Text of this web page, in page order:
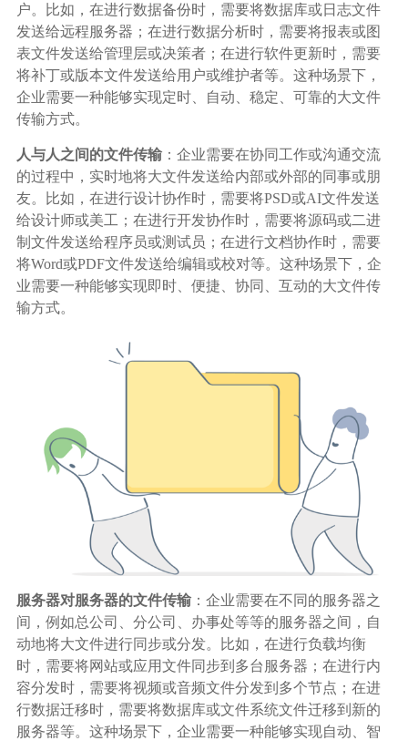
IT互联网行业
影视制作业
户。比如，在进行数据备份时，需要将数据库或日志文件
发送给远程服务器；在进行数据分析时，需要将报表或图
表文件发送给管理层或决策者；在进行软件更新时，需要
将补丁或版本文件发送给用户或维护者等。这种场景下，
企业需要一种能够实现定时、自动、稳定、可靠的大文件
传输方式。
人与人之间的文件传输：企业需要在协同工作或沟通交流
的过程中，实时地将大文件发送给内部或外部的同事或朋
友。比如，在进行设计协作时，需要将PSD或AI文件发送
给设计师或美工；在进行开发协作时，需要将源码或二进
制文件发送给程序员或测试员；在进行文档协作时，需要
将Word或PDF文件发送给编辑或校对等。这种场景下，企
业需要一种能够实现即时、便捷、协同、互动的大文件传
输方式。
服务器对服务器的文件传输：企业需要在不同的服务器之
间，例如总公司、分公司、办事处等等的服务器之间，自
动地将大文件进行同步或分发。比如，在进行负载均衡
时，需要将网站或应用文件同步到多台服务器；在进行内
容分发时，需要将视频或音频文件分发到多个节点；在进
行数据迁移时，需要将数据库或文件系统文件迁移到新的
服务器等。这种场景下，企业需要一种能够实现自动、智